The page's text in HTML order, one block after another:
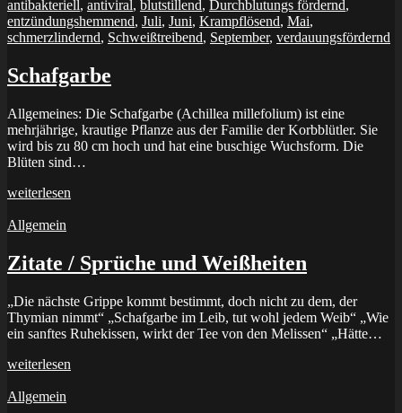
antibakteriell, antiviral, blutstillend, Durchblutungs fördernd,
entzündungshemmend, Juli, Juni, Krampflösend, Mai,
schmerzlindernd, Schweißtreibend, September, verdauungsfördernd
Schafgarbe
Allgemeines: Die Schafgarbe (Achillea millefolium) ist eine
mehrjährige, krautige Pflanze aus der Familie der Korbblütler. Sie
wird bis zu 80 cm hoch und hat eine buschige Wuchsform. Die
Blüten sind…
weiterlesen
Allgemein
Zitate / Sprüche und Weißheiten
„Die nächste Grippe kommt bestimmt, doch nicht zu dem, der
Thymian nimmt“ „Schafgarbe im Leib, tut wohl jedem Weib“ „Wie
ein sanftes Ruhekissen, wirkt der Tee von den Melissen“ „Hätte…
weiterlesen
Allgemein